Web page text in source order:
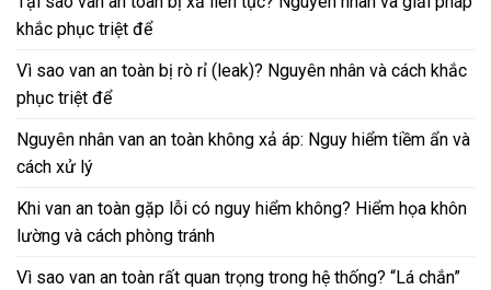
khắc phục triệt để
Vì sao van an toàn bị rò rỉ (leak)? Nguyên nhân và cách khắc
phục triệt để
Nguyên nhân van an toàn không xả áp: Nguy hiểm tiềm ẩn và
cách xử lý
Khi van an toàn gặp lỗi có nguy hiểm không? Hiểm họa khôn
lường và cách phòng tránh
Vì sao van an toàn rất quan trọng trong hệ thống? “Lá chắn”